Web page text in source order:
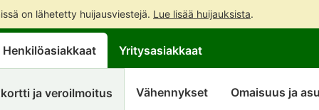
on lähetetty huijausviestejä. Lue lisää huijauksista.
Henkilöasiakkaat Yritysasiakkaat
ja veroilmoitus Vähennykset Omaisuus ja